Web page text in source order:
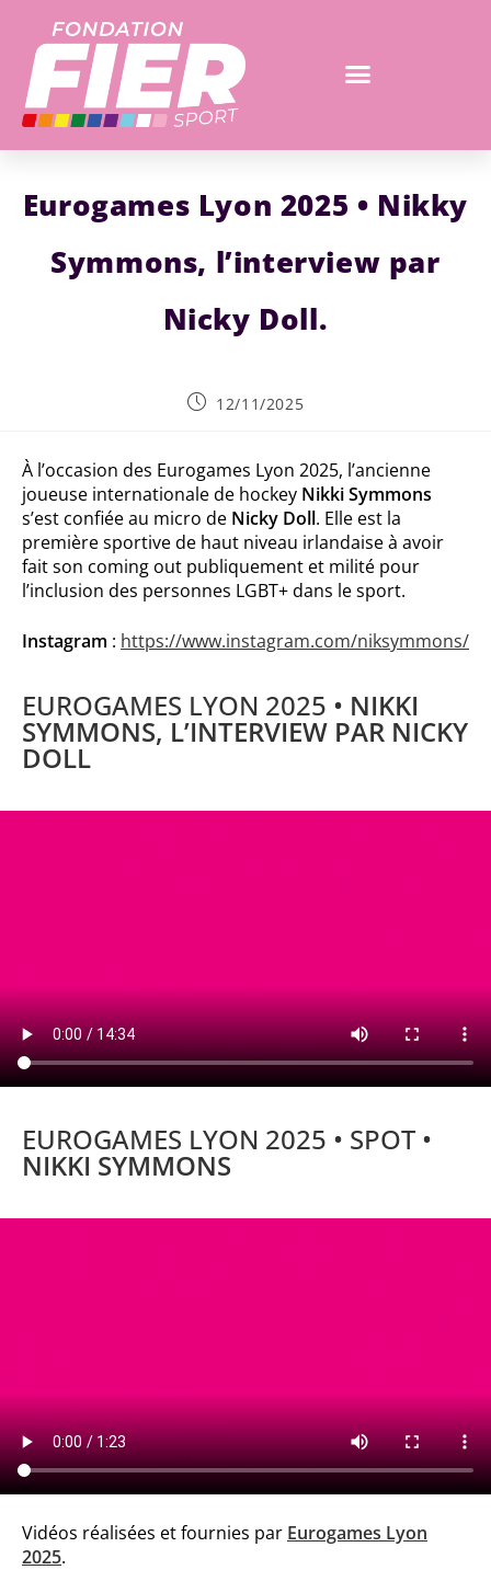
Eurogames Lyon 2025 • Nikky
Symmons, l’interview par
Nicky Doll.
12/11/2025
À l’occasion des Eurogames Lyon 2025, l’ancienne
joueuse internationale de hockey Nikki Symmons
s’est confiée au micro de Nicky Doll. Elle est la
première sportive de haut niveau irlandaise à avoir
fait son coming out publiquement et milité pour
l’inclusion des personnes LGBT+ dans le sport.
Instagram : https://www.instagram.com/niksymmons/
EUROGAMES LYON 2025 • NIKKI
SYMMONS, L’INTERVIEW PAR NICKY
DOLL
EUROGAMES LYON 2025 • SPOT •
NIKKI SYMMONS
Vidéos réalisées et fournies par Eurogames Lyon
2025.